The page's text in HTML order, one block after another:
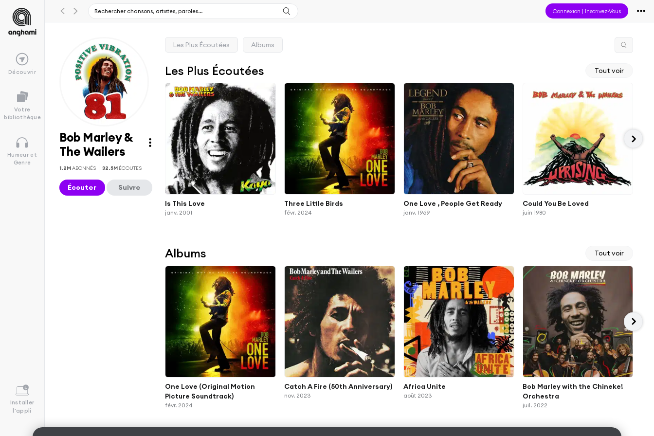
Connexion | Inscrivez-Vous
Découvrir
Votre
bibliothèque
Humeur et
Genre
Installer
l'appli
Bob Marley &
The Wailers
1.2MABONNÉS 32.5M ÉCOUTES
Écouter Suivre
Les Plus Écoutées Albums
Les Plus Écoutées Tout voir
Is This Love
janv. 2001
Three Little Birds
févr. 2024
One Love , People Get Ready
janv. 1969
Could You Be Loved
juin 1980
Albums Tout voir
One Love (Original Motion
Picture Soundtrack)
févr. 2024
Catch A Fire (50th Anniversary)
nov. 2023
Africa Unite
août 2023
Bob Marley with the Chineke!
Orchestra
juil. 2022